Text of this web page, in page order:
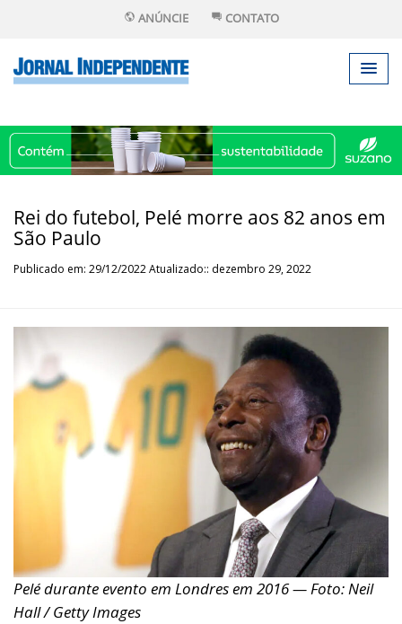
ANÚNCIE CONTATO
Rei do futebol, Pelé morre aos 82 anos em
São Paulo
Publicado em: 29/12/2022 Atualizado:: dezembro 29, 2022
Pelé durante evento em Londres em 2016 — Foto: Neil
Hall / Getty Images